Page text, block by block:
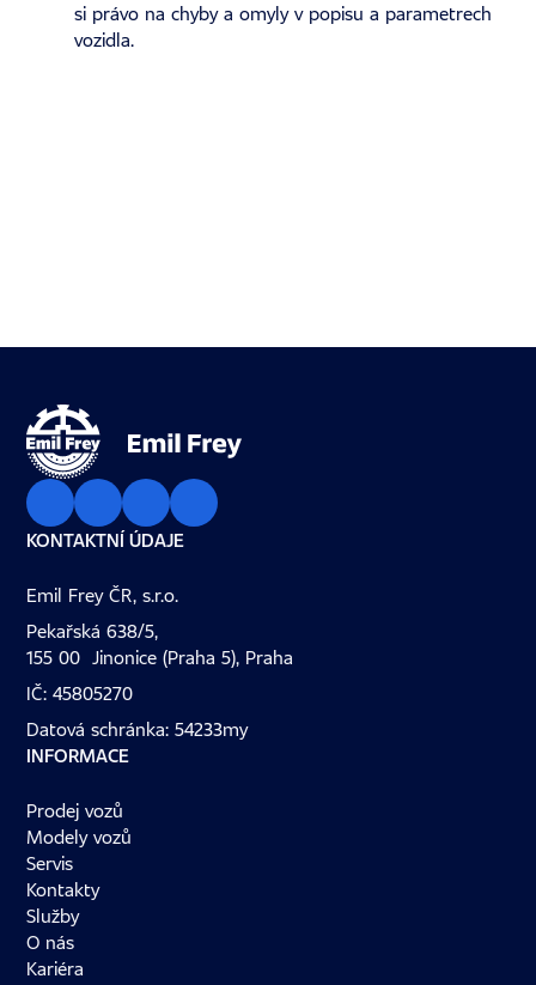
si právo na chyby a omyly v popisu a parametrech
vozidla.
KONTAKTNÍ ÚDAJE
Emil Frey ČR, s.r.o.
Pekařská 638/5,
155 00 Jinonice (Praha 5), Praha
IČ: 45805270
Datová schránka: 54233my
INFORMACE
Prodej vozů
Modely vozů
Servis
Kontakty
Služby
O nás
Kariéra